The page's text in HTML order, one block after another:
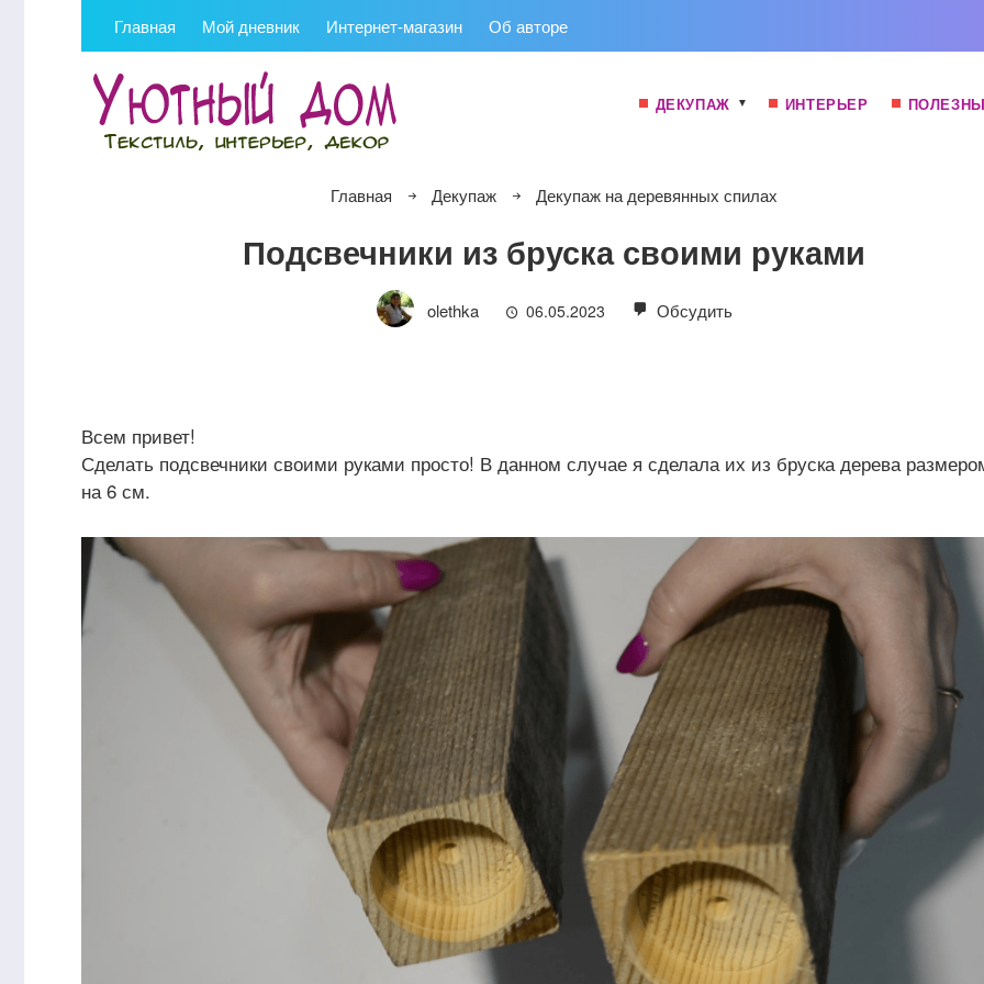
Главная Мой дневник Интернет-магазин Об авторе
ДЕКУПАЖ ИНТЕРЬЕР
Главная Декупаж Декупаж на деревянных спилах
Подсвечники из бруска своими руками
olethka 06.05.2023 Обсудить
Всем привет!
Сделать подсвечники своими руками просто! В данном случае я сделала их из бруска дерева
на 6 см.
Декупаж стеклянной банки
для кофе
Лак Цапон: свойства,
применение и
рекомендации